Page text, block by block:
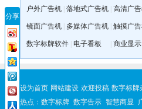
户外广告机 落地式广告机 高清广
镜面广告机 多媒体广告机 触摸广
数字标牌软件 电子看板 商业显示
设为首页 网站建设 欢迎投稿 数字标牌
热点： 数字标牌 数字告示 智慧商显
分享